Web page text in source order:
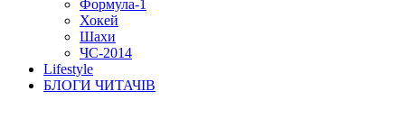
Формула-1
Хокей
Шахи
ЧС-2014
Lifestyle
БЛОГИ ЧИТАЧІВ